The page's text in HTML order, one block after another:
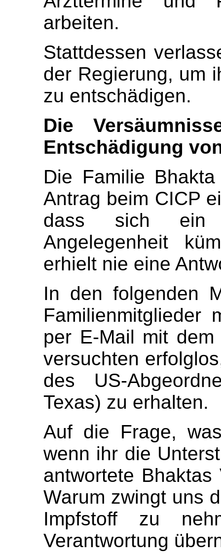
arbeiten.
Stattdessen
der Regierung, um
zu entschädigen.
Die
Entschädigung
Die Familie
Antrag beim CICP
dass sich ein
Angelegenheit
erhielt nie eine
In den folgenden
Familienmitglieder
per E-Mail mit
versuchten
des US-
Texas) zu erhalten.
Auf die Frage,
wenn ihr die
antwortete
Warum zwingt uns
Impfstoff zu
Verantwortung